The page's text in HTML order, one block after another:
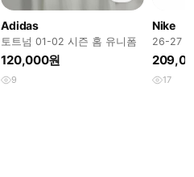
Adidas
토트넘 01-02 시즌 홈 유니폼
120,000원
9
Nike
26-27
데용 나
17